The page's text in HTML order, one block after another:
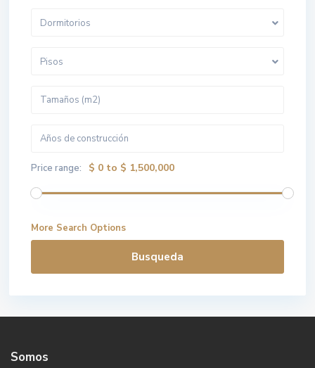
Dormitorios
Pisos
Price range: $ 0 to $ 1,500,000
More Search Options
Busqueda
Somos